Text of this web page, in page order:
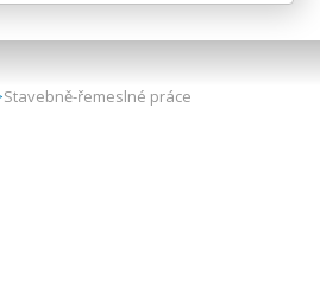
Stavebně-řemeslné práce